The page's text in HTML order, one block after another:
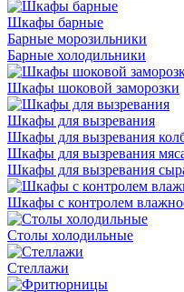
Шкафы барные
Барные морозильники
Барные холодильники
Шкафы шоковой заморозки
Шкафы для вызревания
Шкафы для вызревания
Шкафы для вызревания
Шкафы для вызревания
Шкафы с контролем
Столы холодильные
Стеллажи